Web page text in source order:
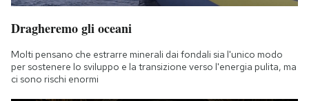
Dragheremo gli oceani
Molti pensano che estrarre minerali dai fondali sia l'unico modo
per sostenere lo sviluppo e la transizione verso l'energia pulita, ma
ci sono rischi enormi